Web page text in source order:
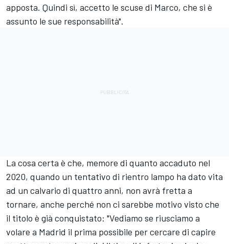
apposta. Quindi sì, accetto le scuse di Marco, che si è
assunto le sue responsabilità".
La cosa certa è che, memore di quanto accaduto nel
2020, quando un tentativo di rientro lampo ha dato vita
ad un calvario di quattro anni, non avrà fretta a
tornare, anche perché non ci sarebbe motivo visto che
il titolo è già conquistato: "Vediamo se riusciamo a
volare a Madrid il prima possibile per cercare di capire